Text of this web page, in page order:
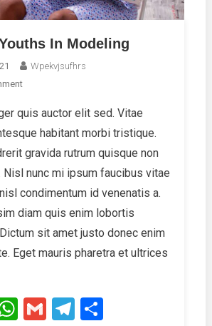
In Modeling
Wpekvjsufhrs
On
Of
Youths
In
quis auctor elit sed. Vitae
habitant morbi tristique.
gravida rutrum quisque non
Nisl nunc mi ipsum faucibus vitae
condimentum id venenatis a.
diam quis enim lobortis
sit amet justo donec enim
Eget mauris pharetra et ultrices
WhatsApp
GmailTelegram